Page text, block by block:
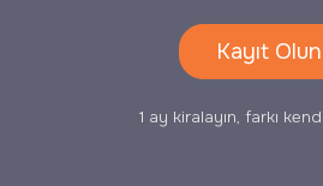
Kayıt Olun
1 ay kiralayın, farkı